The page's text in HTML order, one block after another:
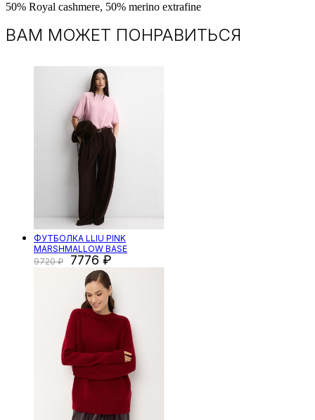
50% Royal cashmere, 50% merino extrafine
ВАМ МОЖЕТ ПОНРАВИТЬСЯ
ФУТБОЛКА LLIU PINK
MARSHMALLOW BASE
9720
7776